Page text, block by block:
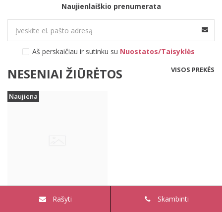
Naujienlaiškio prenumerata
Aš perskaičiau ir sutinku su Nuostatos/Taisyklės
NESENIAI ŽIŪRĖTOS VISOS PREKĖS
Naujiena
Doreanse juodas triko
Rašyti Skambinti